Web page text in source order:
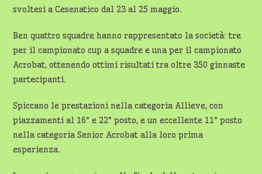
svoltesi a Cesenatico dal 23 al 25 maggio.
Ben quattro squadre hanno rappresentato la società: tre
per il campionato cup a squadre e una per il campionato
Acrobat, ottenendo ottimi risultati tra oltre 350 ginnaste
partecipanti.
Spiccano le prestazioni nella categoria Allieve, con
piazzamenti al 16° e 22° posto, e un eccellente 11° posto
nella categoria Senior Acrobat alla loro prima
esperienza.